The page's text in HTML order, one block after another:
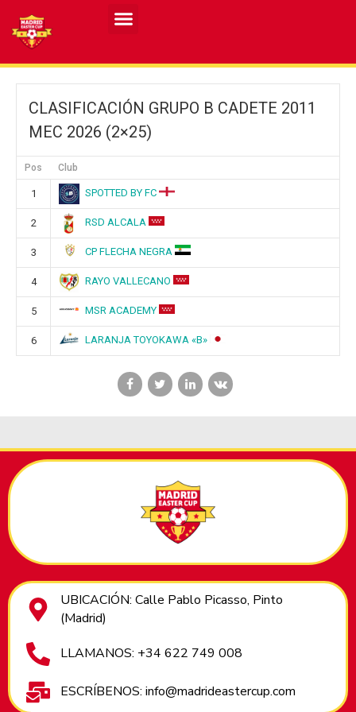
CLASIFICACIÓN GRUPO B CADETE 2011
MEC 2026 (2×25)
Pos Club
1 SPOTTED BY FC
2 RSD ALCALA
3 CP FLECHA NEGRA
4 RAYO VALLECANO
5 MSR ACADEMY
6 LARANJA TOYOKAWA «B»
UBICACIÓN: Calle Pablo Picasso, Pinto
(Madrid)
LLAMANOS: +34 622 749 008
ESCRÍBENOS: info@madrideastercup.com